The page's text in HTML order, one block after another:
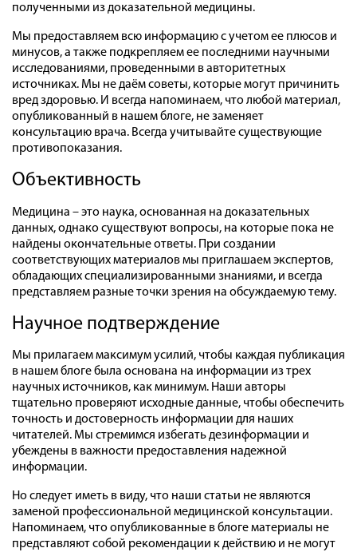
полученными из доказательной медицины.
Мы предоставляем всю информацию с учетом ее плюсов и
минусов, а также подкрепляем ее последними научными
исследованиями, проведенными в авторитетных
источниках. Мы не даём советы, которые могут причинить
вред здоровью. И всегда напоминаем, что любой материал,
опубликованный в нашем блоге, не заменяет
консультацию врача. Всегда учитывайте существующие
противопоказания.
Объективность
Медицина – это наука, основанная на доказательных
данных, однако существуют вопросы, на которые пока не
найдены окончательные ответы. При создании
соответствующих материалов мы приглашаем экспертов,
обладающих специализированными знаниями, и всегда
представляем разные точки зрения на обсуждаемую тему.
Научное подтверждение
Мы прилагаем максимум усилий, чтобы каждая публикация
в нашем блоге была основана на информации из трех
научных источников, как минимум. Наши авторы
тщательно проверяют исходные данные, чтобы обеспечить
точность и достоверность информации для наших
читателей. Мы стремимся избегать дезинформации и
убеждены в важности предоставления надежной
информации.
Но следует иметь в виду, что наши статьи не являются
заменой профессиональной медицинской консультации.
Напоминаем, что опубликованные в блоге материалы не
представляют собой рекомендации к действию и не могут